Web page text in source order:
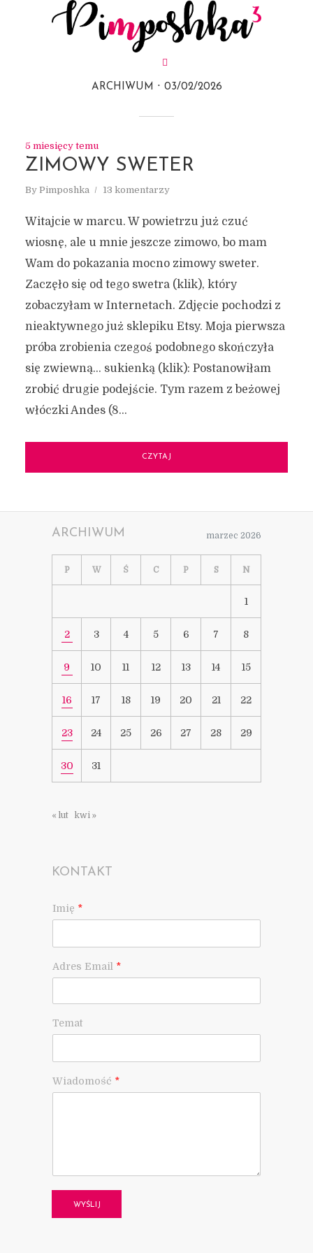
ARCHIWUM 03/02/2026
5 miesięcy temu
ZIMOWY SWETER
By Pimposhka 13 komentarzy
Witajcie w marcu. W powietrzu już czuć
wiosnę, ale u mnie jeszcze zimowo, bo mam
Wam do pokazania mocno zimowy sweter.
Zaczęło się od tego swetra (klik), który
zobaczyłam w Internetach. Zdjęcie pochodzi z
nieaktywnego już sklepiku Etsy. Moja pierwsza
próba zrobienia czegoś podobnego skończyła
się zwiewną… sukienką (klik): Postanowiłam
zrobić drugie podejście. Tym razem z beżowej
włóczki Andes (8...
CZYTAJ
ARCHIWUM marzec 2026
P W Ś C P S N
1
2 3 4 5 6 7 8
9 10 11 12 13 14 15
16 17 18 19 20 21 22
23 24 25 26 27 28 29
30 31
« lut kwi »
KONTAKT
Imię *
Adres Email *
Temat
Wiadomość *
WYŚLIJ